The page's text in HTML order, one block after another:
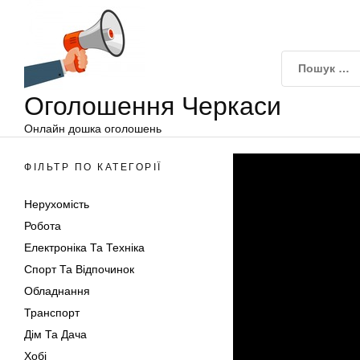
Оголошення Черкаси
Онлайн дошка оголошень
ФІЛЬТР ПО КАТЕГОРІЇ
Нерухомість
Робота
Електроніка Та Техніка
Спорт Та Відпочинок
Обладнання
Транспорт
Дім Та Дача
Хобі